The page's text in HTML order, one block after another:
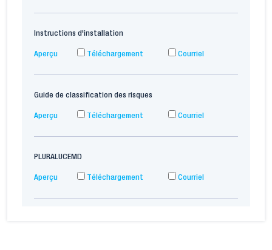
Instructions d'installation
Aperçu Téléchargement Courriel
Guide de classification des risques
Aperçu Téléchargement Courriel
PLURALUCEMD
Aperçu Téléchargement Courriel